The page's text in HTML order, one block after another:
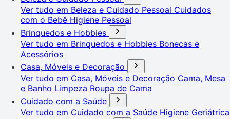
Ver tudo em Beleza e Cuidado Pessoal Cuidados
com o Bebê Higiene Pessoal
Brinquedos e Hobbies
Ver tudo em Brinquedos e Hobbies Bonecas e
Acessórios
Casa, Móveis e Decoração
Ver tudo em Casa, Móveis e Decoração Cama, Mesa
e Banho Limpeza Roupa de Cama
Cuidado com a Saúde
Ver tudo em Cuidado com a Saúde Higiene Geriátrica